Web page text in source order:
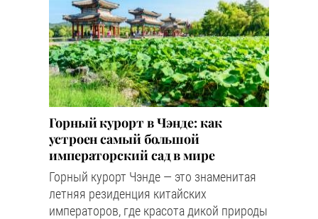
Горный курорт в Чэнде: как
устроен самый большой
императорский сад в мире
Горный курорт Чэнде — это знаменитая
летняя резиденция китайских
императоров, где красота дикой природы